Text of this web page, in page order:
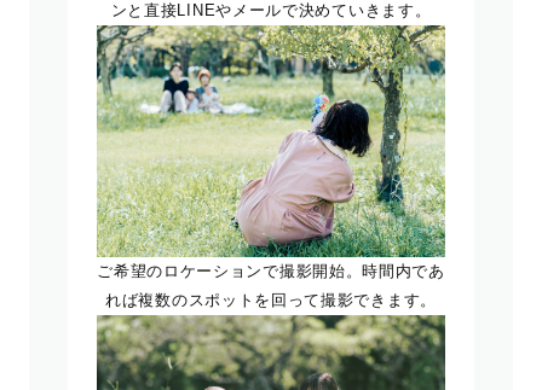
ンと直接LINEやメールで決めていきます。
ご希望のロケーションで撮影開始。時間内であ
れば複数のスポットを回って撮影できます。